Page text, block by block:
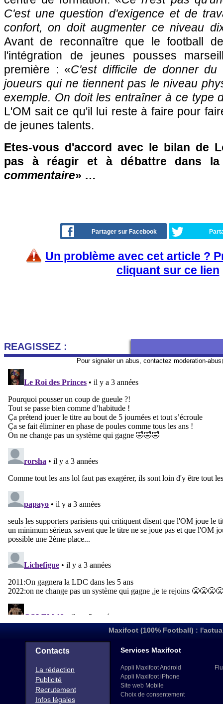
C'est une question d'exigence et de
confort, on doit augmenter ce niveau
Avant de reconnaître que le football
l'intégration de jeunes pousses
première : «C'est difficile de donner
joueurs qui ne tiennent pas le niveau
exemple. On doit les entraîner à ce type
L'OM sait ce qu'il lui reste à faire pour
de jeunes talents.
Etes-vous d'accord avec le bilan de
pas à réagir et à débattre dans
commentaire» …
Partager sur Facebook
Un problème avec cet article ?
cliquant sur ce lien
REAGISSEZ :
Pour signaler un abus, contactez moderation-
Maxifoot (100% Football) :
Contacts
La rédaction
Publicité
Recrutement
Infos légales
Services Maxifoot
Appli Maxifoot Android
Appli Maxifoot iPhone
Site web Mobile
Choix de consentement